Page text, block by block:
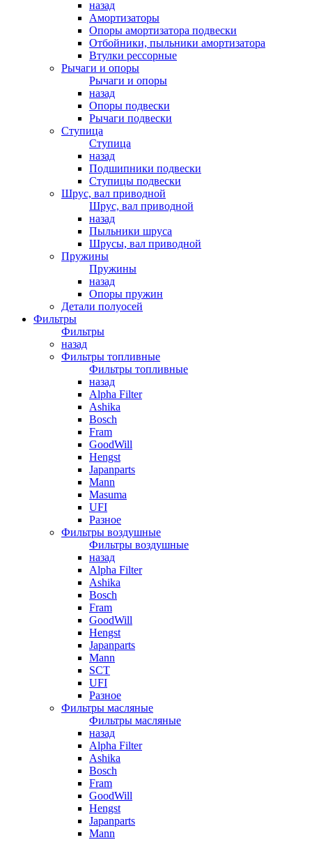
назад
Амортизаторы
Опоры амортизатора подвески
Отбойники, пыльники амортизатора
Втулки рессорные
Рычаги и опоры
Рычаги и опоры
назад
Опоры подвески
Рычаги подвески
Ступица
Ступица
назад
Подшипники подвески
Ступицы подвески
Шрус, вал приводной
Шрус, вал приводной
назад
Пыльники шруса
Шрусы, вал приводной
Пружины
Пружины
назад
Опоры пружин
Детали полуосей
Фильтры
Фильтры
назад
Фильтры топливные
Фильтры топливные
назад
Alpha Filter
Ashika
Bosch
Fram
GoodWill
Hengst
Japanparts
Mann
Masuma
UFI
Разное
Фильтры воздушные
Фильтры воздушные
назад
Alpha Filter
Ashika
Bosch
Fram
GoodWill
Hengst
Japanparts
Mann
SCT
UFI
Разное
Фильтры масляные
Фильтры масляные
назад
Alpha Filter
Ashika
Bosch
Fram
GoodWill
Hengst
Japanparts
Mann